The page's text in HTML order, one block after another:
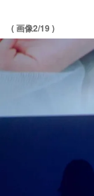
( 画像2/19 )